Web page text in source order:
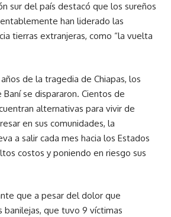
sur del país destacó que los sureños
han liderado las
tierras extranjeras, como “la vuelta
de la tragedia de Chiapas, los
se dispararon. Cientos de
alternativas para vivir de
en sus comunidades, la
a salir cada mes hacia los Estados
costos y poniendo en riesgo sus
que a pesar del dolor que
banilejas, que tuvo 9 víctimas